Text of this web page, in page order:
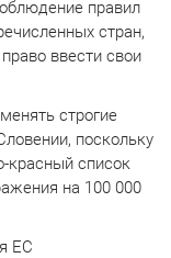
правил
стран,
ввести свои
строгие
поскольку
красный список
на 100 000
ЕС